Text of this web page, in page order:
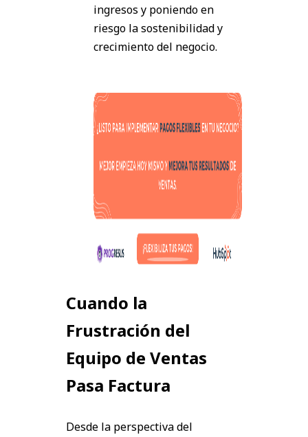
ingresos y poniendo en
riesgo la sostenibilidad y
crecimiento del negocio.
Cuando la
Frustración del
Equipo de Ventas
Pasa Factura
Desde la perspectiva del